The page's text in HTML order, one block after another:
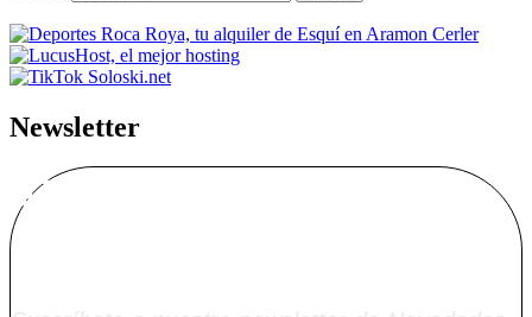
Newsletter
Alta Boletín